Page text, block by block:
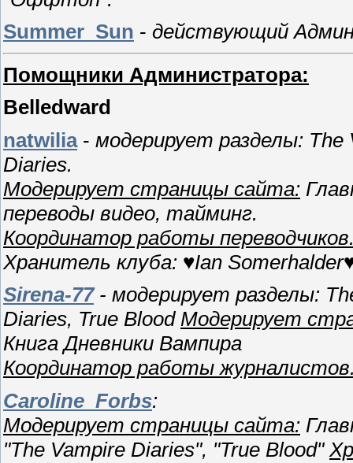
Summer_Sun - действующий
Помощники Администратора:
Belledward
natwilia- модерирует разделы:
Diaries.
Модерирует страницы сайта:
переводы видео, тайминг.
Координатор работы
Хранитель клуба: ♥Ian
Sirena-77- модерирует разделы:
Diaries, True Blood Модерирует
Книга Дневники Вампира
Координатор работы
Caroline_Forbs:
Модерирует страницы сайта:
"The Vampire Diaries", "True Blood"